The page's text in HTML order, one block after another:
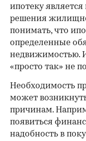
ипотеку
решения
понимать, что
определенные
недвижимостью.
«просто так» не
Необходимость
может
причинам.
появиться
надобность в